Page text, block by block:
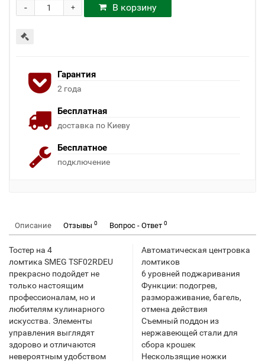
+
- В корзину
Гарантия
2 года
Бесплатная
доставка по Киеву
Бесплатное
подключение
Описание Отзывы 0 Вопрос - Ответ 0
Тостер на 4
ломтика SMEG TSF02RDEU
прекрасно подойдет не
только настоящим
профессионалам, но и
любителям кулинарного
искусства. Элементы
управления выглядят
здорово и отличаются
невероятным удобством
Автоматическая центровка
ломтиков
6 уровней поджаривания
Функции: подогрев,
размораживание, багель,
отмена действия
Съемный поддон из
нержавеющей стали для
сбора крошек
Нескользящие ножки